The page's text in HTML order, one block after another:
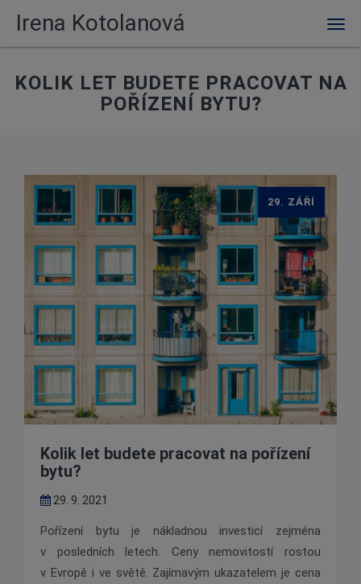
Irena Kotolanová
KOLIK LET BUDETE PRACOVAT NA
POŘÍZENÍ BYTU?
Kolik let budete pracovat na pořízení
bytu?
29. 9. 2021
29. ZÁŘÍ
Pořízení bytu je nákladnou investicí zejména
v posledních letech. Ceny nemovitostí rostou
v Evropě i ve světě. Zajímavým ukazatelem je cena